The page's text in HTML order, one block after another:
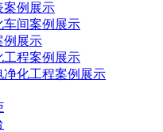
案例展示
车间案例展示
例展示
工程案例展示
净化工程案例展示